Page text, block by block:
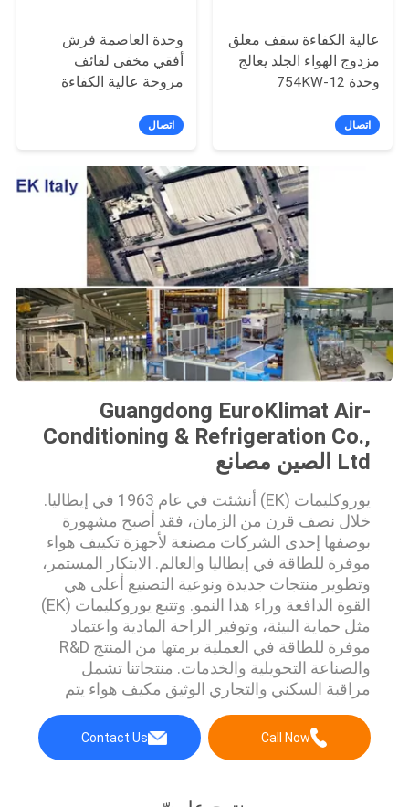
وحدة العاصمة فرش
أفقي مخفى لفائف
مروحة عالية الكفاءة
اتصال
عالية الكفاءة سقف معلق
مزدوج الهواء الجلد يعالج
وحدة 12-754KW
اتصال
Guangdong EuroKlimat Air-
Conditioning & Refrigeration Co.,
Ltd الصين مصانع
يوروكليمات (EK) أنشئت في عام 1963 في إيطاليا.
خلال نصف قرن من الزمان، فقد أصبح مشهورة
بوصفها إحدى الشركات مصنعة لأجهزة تكييف هواء
موفرة للطاقة في إيطاليا والعالم. الابتكار المستمر،
وتطوير منتجات جديدة ونوعية التصنيع أعلى هي
القوة الدافعة وراء هذا النمو. وتتبع يوروكليمات (EK)
مثل حماية البيئة، وتوفير الراحة المادية واعتماد
موفرة للطاقة في العملية برمتها من المنتج R&D
والصناعة التحويلية والخدمات. منتجاتنا تشمل
مراقبة السكني والتجاري الوثيق مكيف هواء يتم
Call Now
Contact Us